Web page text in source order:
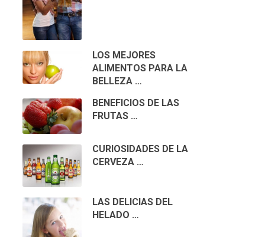
LOS MEJORES
ALIMENTOS PARA LA
BELLEZA …
BENEFICIOS DE LAS
FRUTAS …
CURIOSIDADES DE LA
CERVEZA …
LAS DELICIAS DEL
HELADO …